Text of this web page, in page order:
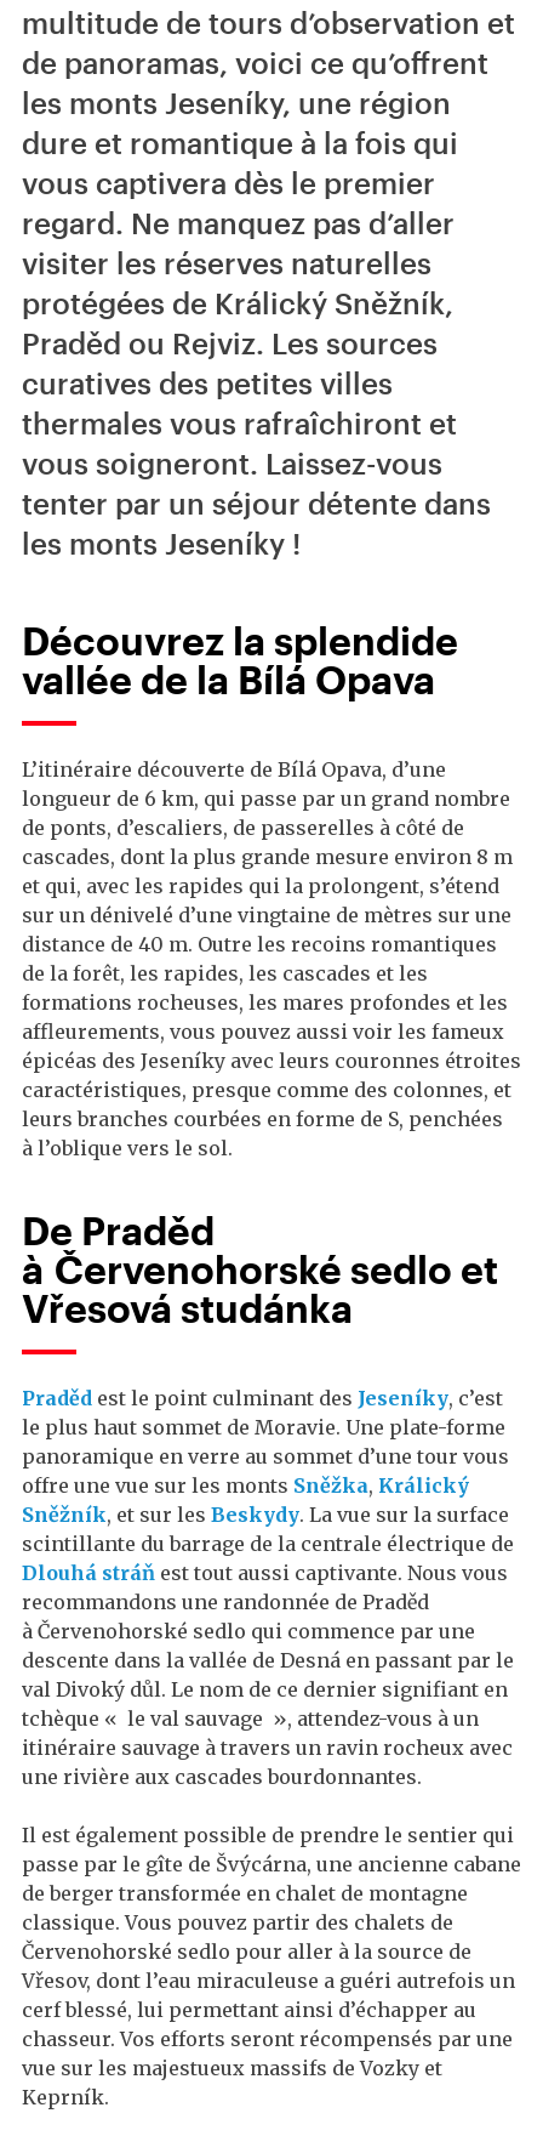
multitude de tours d’observation et
de panoramas, voici ce qu’offrent
les monts Jeseníky, une région
dure et romantique à la fois qui
vous captivera dès le premier
regard. Ne manquez pas d’aller
visiter les réserves naturelles
protégées de Králický Sněžník,
Praděd ou Rejviz. Les sources
curatives des petites villes
thermales vous rafraîchiront et
vous soigneront. Laissez-vous
tenter par un séjour détente dans
les monts Jeseníky !
Découvrez la splendide
vallée de la Bílá Opava
L’itinéraire découverte de Bílá Opava, d’une
longueur de 6 km, qui passe par un grand nombre
de ponts, d’escaliers, de passerelles à côté de
cascades, dont la plus grande mesure environ 8 m
et qui, avec les rapides qui la prolongent, s’étend
sur un dénivelé d’une vingtaine de mètres sur une
distance de 40 m. Outre les recoins romantiques
de la forêt, les rapides, les cascades et les
formations rocheuses, les mares profondes et les
affleurements, vous pouvez aussi voir les fameux
épicéas des Jeseníky avec leurs couronnes étroites
caractéristiques, presque comme des colonnes, et
leurs branches courbées en forme de S, penchées
à l’oblique vers le sol.
De Praděd
à Červenohorské sedlo et
Vřesová studánka
Praděd est le point culminant des Jeseníky, c’est
le plus haut sommet de Moravie. Une plate-forme
panoramique en verre au sommet d’une tour vous
offre une vue sur les monts Sněžka, Králický
Sněžník, et sur les Beskydy. La vue sur la surface
scintillante du barrage de la centrale électrique de
Dlouhá stráň est tout aussi captivante. Nous vous
recommandons une randonnée de Praděd
à Červenohorské sedlo qui commence par une
descente dans la vallée de Desná en passant par le
val Divoký důl. Le nom de ce dernier signifiant en
tchèque « le val sauvage », attendez-vous à un
itinéraire sauvage à travers un ravin rocheux avec
une rivière aux cascades bourdonnantes.
Il est également possible de prendre le sentier qui
passe par le gîte de Švýcárna, une ancienne cabane
de berger transformée en chalet de montagne
classique. Vous pouvez partir des chalets de
Červenohorské sedlo pour aller à la source de
Vřesov, dont l’eau miraculeuse a guéri autrefois un
cerf blessé, lui permettant ainsi d’échapper au
chasseur. Vos efforts seront récompensés par une
vue sur les majestueux massifs de Vozky et
Keprník.